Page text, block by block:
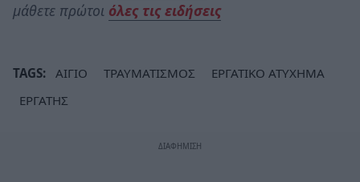
μάθετε πρώτοι όλες τις ειδήσεις
TAGS: ΑΙΓΙΟ ΤΡΑΥΜΑΤΙΣΜΟΣ
ΕΡΓΑΤΙΚΟ ΑΤΥΧΗΜΑ
ΕΡΓΑΤΗΣ